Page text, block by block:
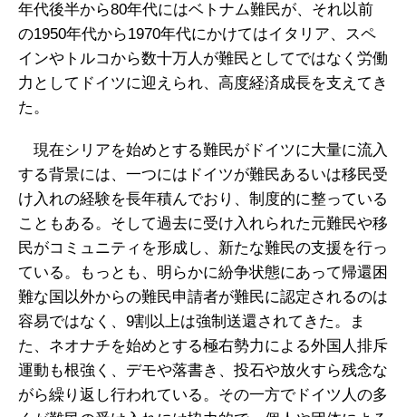
年代後半から80年代にはベトナム難民が、それ以前
の1950年代から1970年代にかけてはイタリア、スペ
インやトルコから数十万人が難民としてではなく労働
力としてドイツに迎えられ、高度経済成長を支えてき
た。
現在シリアを始めとする難民がドイツに大量に流入
する背景には、一つにはドイツが難民あるいは移民受
け入れの経験を長年積んでおり、制度的に整っている
こともある。そして過去に受け入れられた元難民や移
民がコミュニティを形成し、新たな難民の支援を行っ
ている。もっとも、明らかに紛争状態にあって帰還困
難な国以外からの難民申請者が難民に認定されるのは
容易ではなく、9割以上は強制送還されてきた。ま
た、ネオナチを始めとする極右勢力による外国人排斥
運動も根強く、デモや落書き、投石や放火すら残念な
がら繰り返し行われている。その一方でドイツ人の多